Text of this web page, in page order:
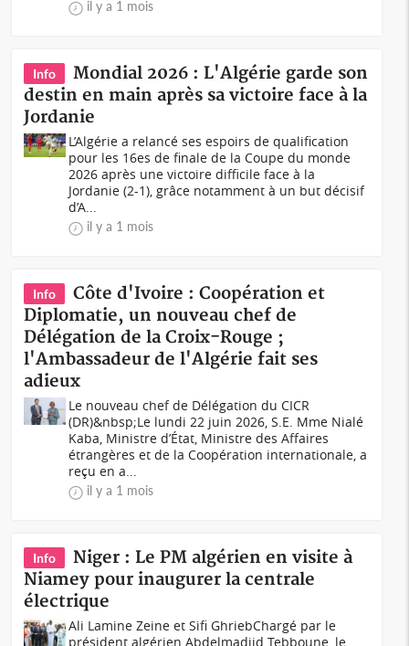
il y a 1 mois
Info
Mondial 2026 : L'Algérie garde son
destin en main après sa victoire face à la
Jordanie
L’Algérie a relancé ses espoirs de qualification
pour les 16es de finale de la Coupe du monde
2026 après une victoire difficile face à la
Jordanie (2-1), grâce notamment à un but décisif
d’A...
il y a 1 mois
Info
Côte d'Ivoire : Coopération et
Diplomatie, un nouveau chef de
Délégation de la Croix-Rouge ;
l'Ambassadeur de l'Algérie fait ses
adieux
Le nouveau chef de Délégation du CICR
(DR)&nbsp;Le lundi 22 juin 2026, S.E. Mme Nialé
Kaba, Ministre d’État, Ministre des Affaires
étrangères et de la Coopération internationale, a
reçu en a...
il y a 1 mois
Info
Niger : Le PM algérien en visite à
Niamey pour inaugurer la centrale
électrique
Ali Lamine Zeine et Sifi GhriebChargé par le
président algérien Abdelmadjid Tebboune, le